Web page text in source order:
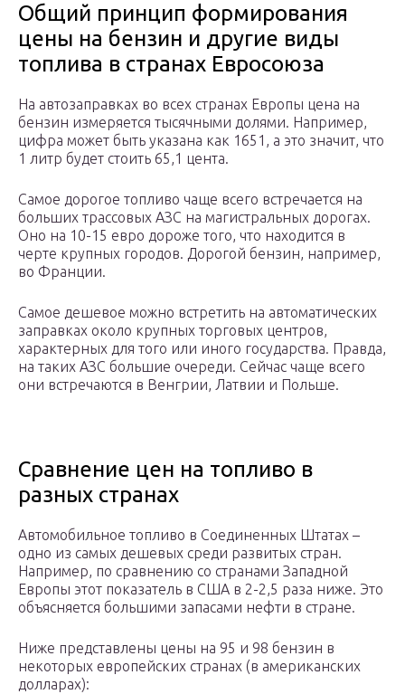
Общий принцип формирования
цены на бензин и другие виды
топлива в странах Евросоюза
На автозаправках во всех странах Европы цена на
бензин измеряется тысячными долями. Например,
цифра может быть указана как 1651, а это значит, что
1 литр будет стоить 65,1 цента.
Самое дорогое топливо чаще всего встречается на
больших трассовых АЗС на магистральных дорогах.
Оно на 10-15 евро дороже того, что находится в
черте крупных городов. Дорогой бензин, например,
во Франции.
Самое дешевое можно встретить на автоматических
заправках около крупных торговых центров,
характерных для того или иного государства. Правда,
на таких АЗС большие очереди. Сейчас чаще всего
они встречаются в Венгрии, Латвии и Польше.
Сравнение цен на топливо в
разных странах
Автомобильное топливо в Соединенных Штатах –
одно из самых дешевых среди развитых стран.
Например, по сравнению со странами Западной
Европы этот показатель в США в 2-2,5 раза ниже. Это
объясняется большими запасами нефти в стране.
Ниже представлены цены на 95 и 98 бензин в
некоторых европейских странах (в американских
долларах):